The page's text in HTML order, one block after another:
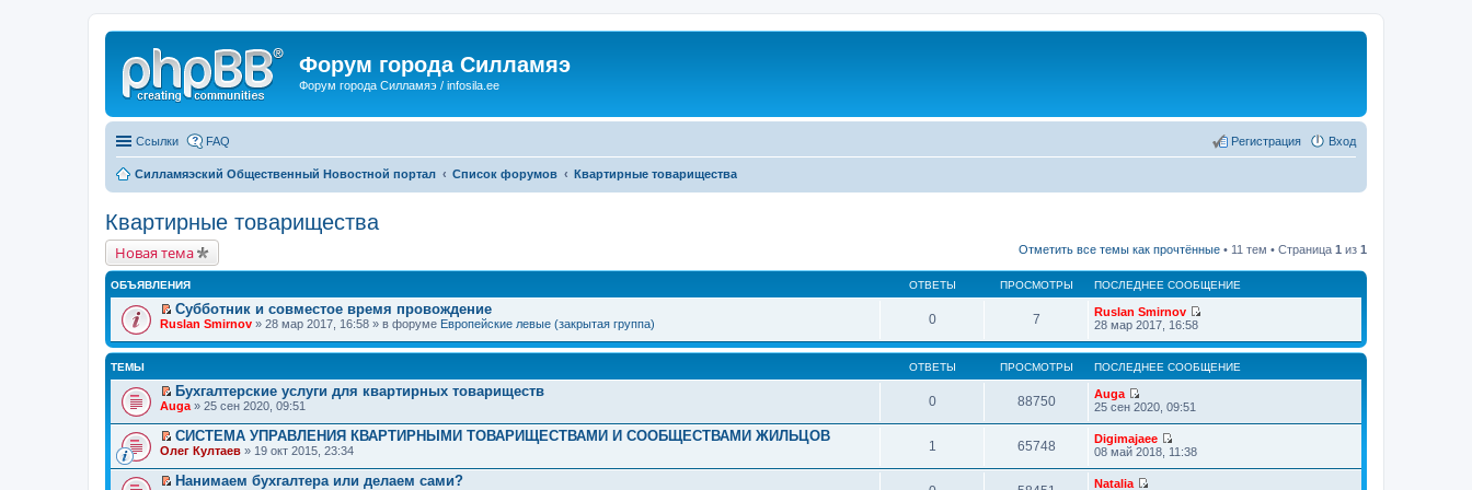
Форум города Силламяэ
Форум города Силламяэ / infosila.ee
Ссылки FAQ Вход
Регистрация
Силламяэский Общественный Новостной портал Список форумов Квартирные товарищества
Квартирные товарищества
Новая тема Отметить все темы как прочтённые • 11 тем • Страница 1 из 1
ОБЪЯВЛЕНИЯ ОТВЕТЫ ПРОСМОТРЫ ПОСЛЕДНЕЕ СООБЩЕНИЕ
П
р
т
и
к
п
е
р
о
Субботник и совместое время провождение
Ruslan Smirnov » 28 мар 2017, 16:58 » в форуме Европейские левые (закрытая группа) 0 7
Ruslan Smirnov
р
е
й
п
л
28 мар 2017, 16:58
ТЕМЫ ОТВЕТЫ ПРОСМОТРЫ ПОСЛЕДНЕЕ СООБЩЕНИЕ
П
е
р
е
й
т
и
Бухгалтерские услуги для квартирных товариществ
Auga » 25 сен 2020, 09:51 0 88750
Auga
П
е
й
т
и
25 сен 2020, 09:51
П
р
е
СИСТЕМА УПРАВЛЕНИЯ КВАРТИРНЫМИ ТОВАРИЩЕСТВАМИ И СООБЩЕСТВАМИ ЖИЛЬЦОВ
Олег Култаев » 19 окт 2015, 23:34 1 65748
Digimajaee
П
08 май 2018, 11:38
Нанимаем бухгалтера или делаем сами?
Natalia